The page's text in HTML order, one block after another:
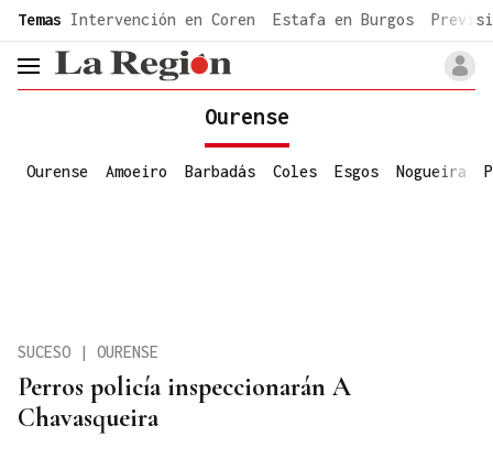
common.go-to-content
Temas Intervención en Coren Estafa en Burgos
header.menu.open
Ourense
Ourense Amoeiro Barbadás Coles Esgos Nogueira
Perros policía inspeccionarán A
Chavasqueira
SUCESO | OURENSE